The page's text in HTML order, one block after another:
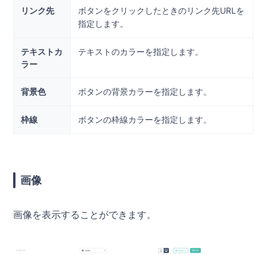
リンク先
ボタンをクリックしたときのリンク先URLを
指定します。
テキストカ
ラー
テキストのカラーを指定します。
背景色 ボタンの背景カラーを指定します。
枠線 ボタンの枠線カラーを指定します。
画像
画像を表示することができます。